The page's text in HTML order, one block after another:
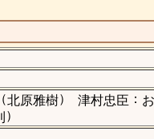
（北原雅樹） 津村忠臣 ：
）